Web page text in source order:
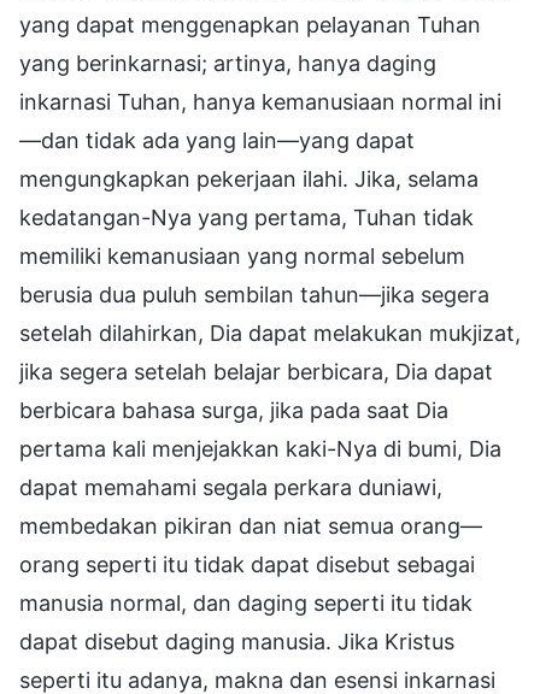
yang dapat menggenapkan pelayanan Tuhan
yang berinkarnasi; artinya, hanya daging
inkarnasi Tuhan, hanya kemanusiaan normal ini
—dan tidak ada yang lain—yang dapat
mengungkapkan pekerjaan ilahi. Jika, selama
kedatangan-Nya yang pertama, Tuhan tidak
memiliki kemanusiaan yang normal sebelum
berusia dua puluh sembilan tahun—jika segera
setelah dilahirkan, Dia dapat melakukan mukjizat,
jika segera setelah belajar berbicara, Dia dapat
berbicara bahasa surga, jika pada saat Dia
pertama kali menjejakkan kaki-Nya di bumi, Dia
dapat memahami segala perkara duniawi,
membedakan pikiran dan niat semua orang—
orang seperti itu tidak dapat disebut sebagai
manusia normal, dan daging seperti itu tidak
dapat disebut daging manusia. Jika Kristus
seperti itu adanya, makna dan esensi inkarnasi